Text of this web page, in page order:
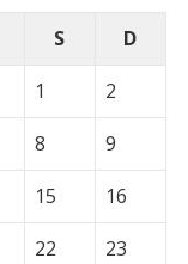
S
D
1
2
8
9
15
16
22
23